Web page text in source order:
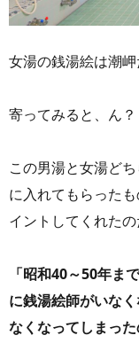
女湯の銭湯絵は潮岬
寄ってみると、ん
この男湯と女湯ど
に入れてもらった
イントしてくれたの
「昭和40～50年ま
に銭湯絵師がいな
なくなってしまっ